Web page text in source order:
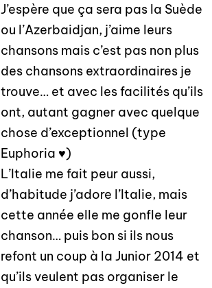
J’espère que ça sera pas la Suède
ou l’Azerbaidjan, j’aime leurs
chansons mais c’est pas non plus
des chansons extraordinaires je
trouve… et avec les facilités qu’ils
ont, autant gagner avec quelque
chose d’exceptionnel (type
Euphoria ♥)
L’Italie me fait peur aussi,
d’habitude j’adore l’Italie, mais
cette année elle me gonfle leur
chanson… puis bon si ils nous
refont un coup à la Junior 2014 et
qu’ils veulent pas organiser le